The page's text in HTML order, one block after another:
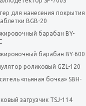
для нанесения покрытия
BGB-20
барабан BY-
барабан BY-600
роликовый GZL-120
«пьяная бочка» SBH-
загрузчик TSJ-114